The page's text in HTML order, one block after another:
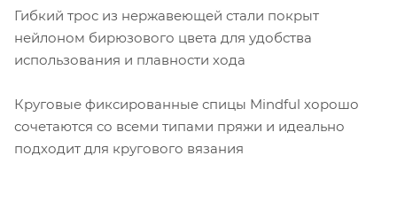
Гибкий трос из нержавеющей стали покрыт
нейлоном бирюзового цвета для удобства
использования и плавности хода
Круговые фиксированные спицы Mindful хорошо
сочетаются со всеми типами пряжи и идеально
подходит для кругового вязания